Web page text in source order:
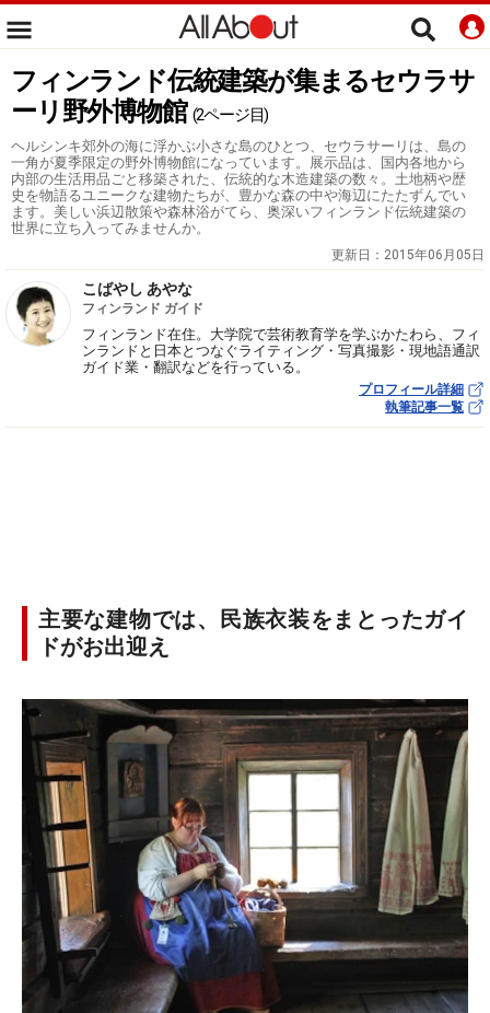
フィンランド伝統建築が集まるセウラサ
ーリ野外博物館 (2ページ目)
ヘルシンキ郊外の海に浮かぶ小さな島のひとつ、セウラサーリは、島の
一角が夏季限定の野外博物館になっています。展示品は、国内各地から
内部の生活用品ごと移築された、伝統的な木造建築の数々。土地柄や歴
史を物語るユニークな建物たちが、豊かな森の中や海辺にたたずんでい
ます。美しい浜辺散策や森林浴がてら、奥深いフィンランド伝統建築の
世界に立ち入ってみませんか。
更新日： 2015年06月05日
こばやし あやな
フィンランド ガイド
フィンランド在住。大学院で芸術教育学を学ぶかたわら、フィ
ンランドと日本とつなぐライティング・写真撮影・現地語通訳
ガイド業・翻訳などを行っている。
プロフィール詳細
執筆記事一覧
主要な建物では、民族衣装をまとったガイ
ドがお出迎え